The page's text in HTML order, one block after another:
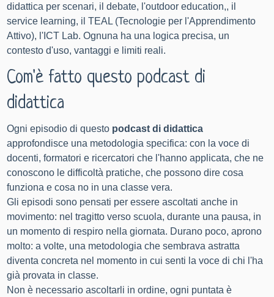
didattica per scenari, il debate, l'outdoor education,, il
service learning, il TEAL (Tecnologie per l'Apprendimento
Attivo), l'ICT Lab. Ognuna ha una logica precisa, un
contesto d'uso, vantaggi e limiti reali.
Com'è fatto questo podcast di
didattica
Ogni episodio di questo podcast di didattica
approfondisce una metodologia specifica: con la voce di
docenti, formatori e ricercatori che l'hanno applicata, che ne
conoscono le difficoltà pratiche, che possono dire cosa
funziona e cosa no in una classe vera.
Gli episodi sono pensati per essere ascoltati anche in
movimento: nel tragitto verso scuola, durante una pausa, in
un momento di respiro nella giornata. Durano poco, aprono
molto: a volte, una metodologia che sembrava astratta
diventa concreta nel momento in cui senti la voce di chi l'ha
già provata in classe.
Non è necessario ascoltarli in ordine, ogni puntata è